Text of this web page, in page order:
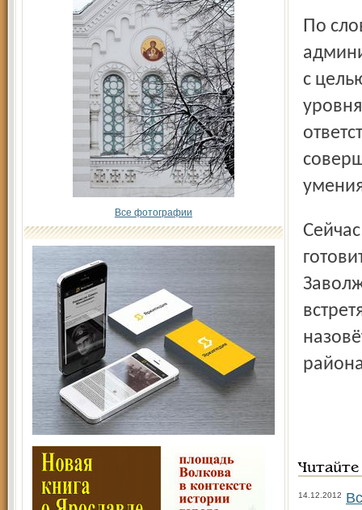
Все фотографии
По словам ведущего специалиста районной
с
Сейчас к отборочным этапам интересного конкурса
14.12.2012